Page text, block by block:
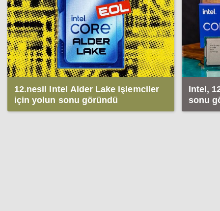
12.nesil Intel Alder Lake işlemciler
için yolun sonu göründü
Intel,
sonu